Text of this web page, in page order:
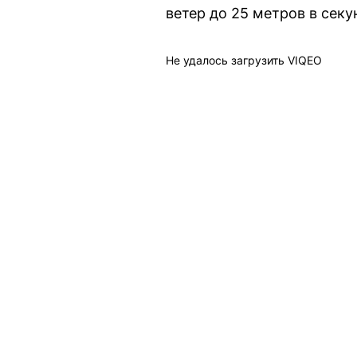
ветер до 25 метров в
Не удалось загрузить VIQEO